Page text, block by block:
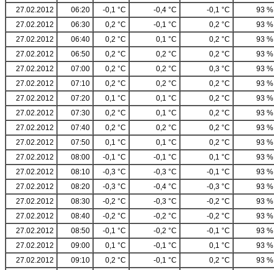
27.02.2012
06:20 -0,1 °C -0,4 °C -0,1 °C
93 %
27.02.2012
06:30 0,2 °C -0,1 °C 0,2 °C
93 %
27.02.2012
06:40 0,2 °C 0,1 °C 0,2 °C
93 %
27.02.2012
06:50 0,2 °C 0,2 °C 0,2 °C
93 %
27.02.2012
07:00 0,2 °C 0,2 °C 0,3 °C
93 %
27.02.2012
07:10 0,2 °C 0,2 °C 0,2 °C
93 %
27.02.2012
07:20 0,1 °C 0,1 °C 0,2 °C
93 %
27.02.2012
07:30 0,2 °C 0,1 °C 0,2 °C
93 %
27.02.2012
07:40 0,2 °C 0,2 °C 0,2 °C
93 %
27.02.2012
07:50 0,1 °C 0,1 °C 0,2 °C
93 %
27.02.2012
08:00 -0,1 °C -0,1 °C 0,1 °C
93 %
27.02.2012
08:10 -0,3 °C -0,3 °C -0,1 °C
93 %
27.02.2012
08:20 -0,3 °C -0,4 °C -0,3 °C
93 %
27.02.2012
08:30 -0,2 °C -0,3 °C -0,2 °C
93 %
27.02.2012
08:40 -0,2 °C -0,2 °C -0,2 °C
93 %
27.02.2012
08:50 -0,1 °C -0,2 °C -0,1 °C
93 %
27.02.2012
09:00 0,1 °C -0,1 °C 0,1 °C
93 %
27.02.2012
09:10 0,2 °C -0,1 °C 0,2 °C
93 %